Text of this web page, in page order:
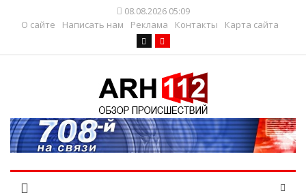
08.08.2026 05:09
О сайте
Написать нам Реклама Контакты Карта сайта